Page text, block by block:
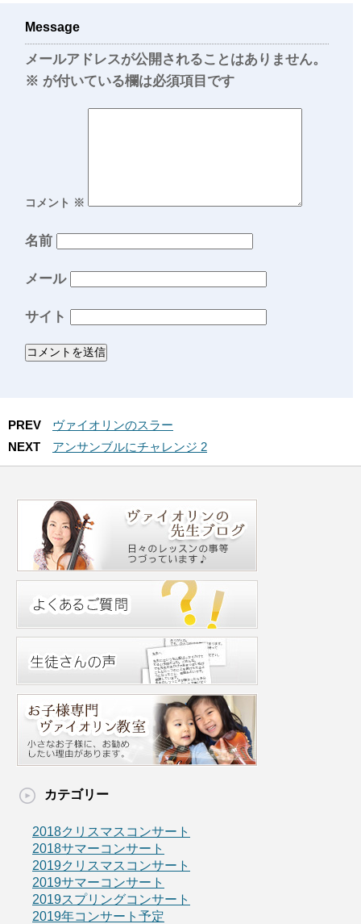
Message
メールアドレスが公開されることはありません。
※ が付いている欄は必須項目です
コメント ※
名前
メール
サイト
PREV
ヴァイオリンのスラー
NEXT
アンサンブルにチャレンジ 2
カテゴリー
2018クリスマスコンサート
2018サマーコンサート
2019クリスマスコンサート
2019サマーコンサート
2019スプリングコンサート
2019年コンサート予定